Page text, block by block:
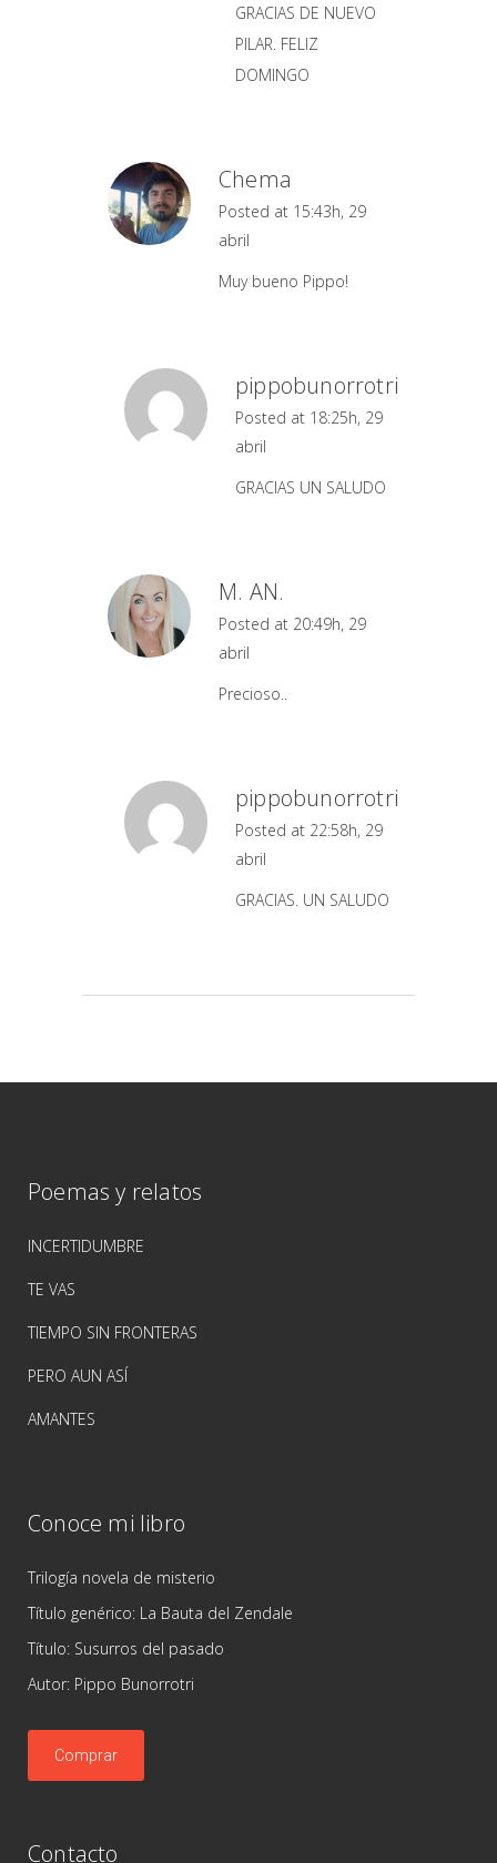
GRACIAS DE NUEVO
PILAR. FELIZ
DOMINGO
Chema
Posted at 15:43h, 29
abril
Muy bueno Pippo!
pippobunorrotri
Posted at 18:25h, 29
abril
GRACIAS UN SALUDO
M. AN.
Posted at 20:49h, 29
abril
Precioso..
pippobunorrotri
Posted at 22:58h, 29
abril
GRACIAS. UN SALUDO
Poemas y relatos
INCERTIDUMBRE
TE VAS
TIEMPO SIN FRONTERAS
PERO AUN ASÍ
AMANTES
Conoce mi libro
Trilogía novela de misterio
Título genérico: La Bauta del Zendale
Título: Susurros del pasado
Autor: Pippo Bunorrotri
Comprar
Contacto